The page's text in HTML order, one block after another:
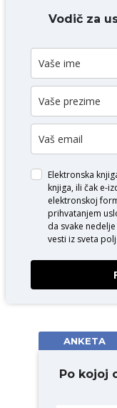
Vodič za
Elektronska
knjiga, ili čak e-
elektronskoj
prihvatanjem
da svake
vesti iz sveta
ANKETA
Po kojoj